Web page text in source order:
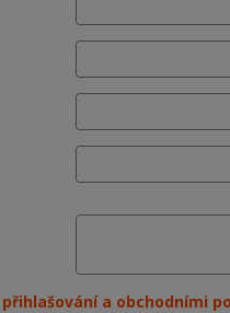
a obchodními